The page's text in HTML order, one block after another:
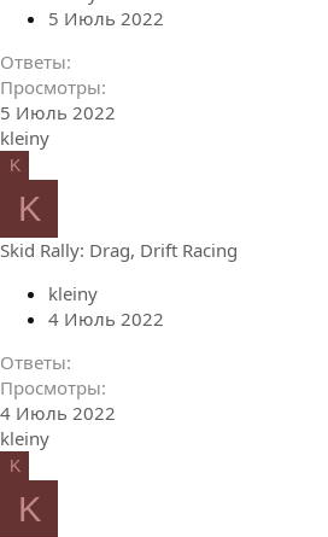
5 Июль 2022
Ответы
Просмотры
5 Июль 2022
kleiny
K
K
Skid Rally: Drag, Drift Racing
kleiny
4 Июль 2022
Ответы
Просмотры
4 Июль 2022
kleiny
K
K